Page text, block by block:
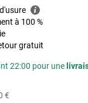
à 100 %
gratuit
22:00 pour une
€